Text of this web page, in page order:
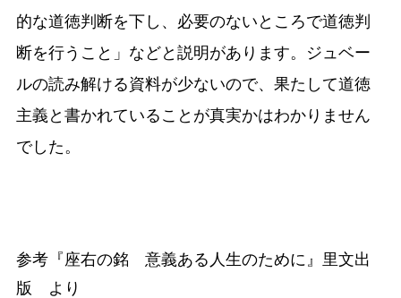
的な道徳判断を下し、必要のないところで道徳判
断を行うこと」などと説明があります。ジュベー
ルの読み解ける資料が少ないので、果たして道徳
主義と書かれていることが真実かはわかりません
でした。
参考『座右の銘 意義ある人生のために』里文出
版 より